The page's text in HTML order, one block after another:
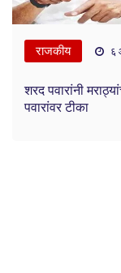
राजकीय ६
शरद पवारांनी
पवारांवर टीका